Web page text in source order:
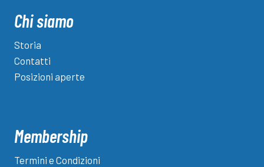
Chi siamo
Storia
Contatti
Posizioni aperte
Membership
Termini e Condizioni